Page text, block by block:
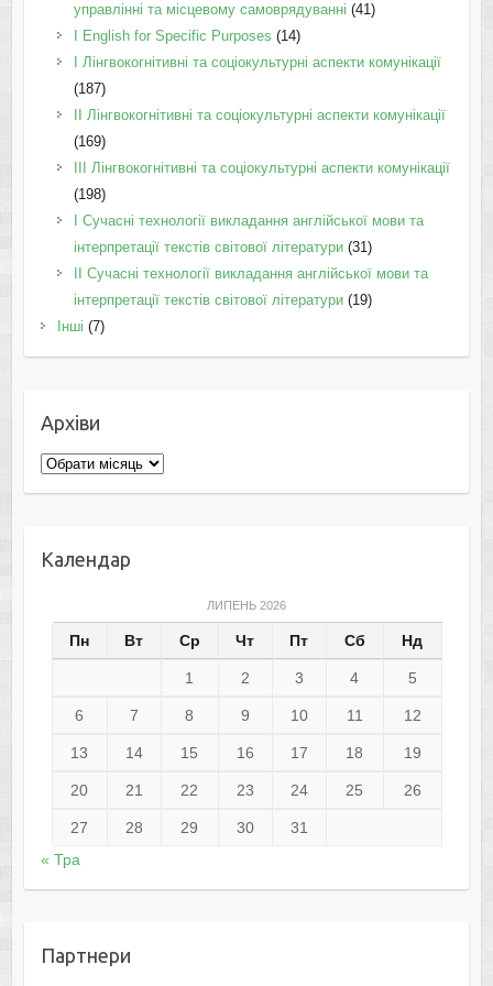
управлінні та місцевому самоврядуванні (41)
І English for Specific Purposes (14)
I Лінгвокогнітивні та соціокультурні аспекти комунікації
(187)
IІ Лінгвокогнітивні та соціокультурні аспекти комунікації
(169)
IІI Лінгвокогнітивні та соціокультурні аспекти комунікації
(198)
I Cучасні технології викладання англійської мови та
інтерпретації текстів світової літератури(31)
II Cучасні технології викладання англійської мови та
інтерпретації текстів світової літератури(19)
Інші (7)
Архіви
Архіви
Календар
ЛИПЕНЬ 2026
Пн Вт Ср Чт Пт Сб Нд
1 2 3 4 5
6 7 8 9 10 11 12
13 14 15 16 17 18 19
20 21 22 23 24 25 26
27 28 29 30
31
« Тра
Партнери